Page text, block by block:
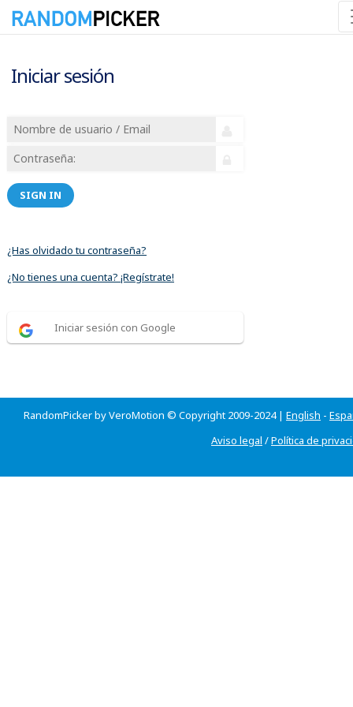
Iniciar sesión
SIGN IN
¿Has olvidado tu contraseña?
¿No tienes una cuenta? ¡Regístrate!
Iniciar sesión con Google
RandomPicker by VeroMotion © Copyright 2009-2024 | English -
Aviso legal /Política de